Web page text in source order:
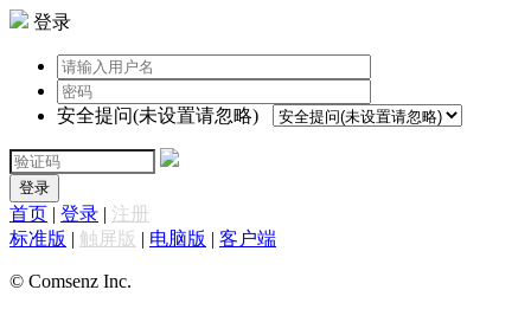
登录
安全提问(未设置请忽略)
登录
首页 | 登录 | 注册
标准版 | 触屏版 | 电脑版 | 客户端
© Comsenz Inc.